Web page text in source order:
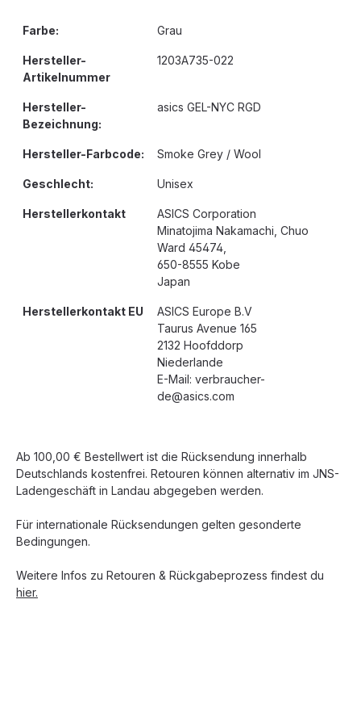
Farbe: Grau
Hersteller-
Artikelnummer
1203A735-022
Hersteller-
Bezeichnung:
asics GEL-NYC RGD
Hersteller-Farbcode: Smoke Grey / Wool
Geschlecht: Unisex
Herstellerkontakt
ASICS Corporation
Minatojima Nakamachi, Chuo
Ward 45474,
650-8555 Kobe
Japan
Herstellerkontakt EU
ASICS Europe B.V
Taurus Avenue 165
2132 Hoofddorp
Niederlande
E-Mail: verbraucher-
de@asics.com
Ab 100,00 € Bestellwert ist die Rücksendung innerhalb
Deutschlands kostenfrei. Retouren können alternativ im JNS-
Ladengeschäft in Landau abgegeben werden.
Für internationale Rücksendungen gelten gesonderte
Bedingungen.
Weitere Infos zu Retouren & Rückgabeprozess findest du
hier.